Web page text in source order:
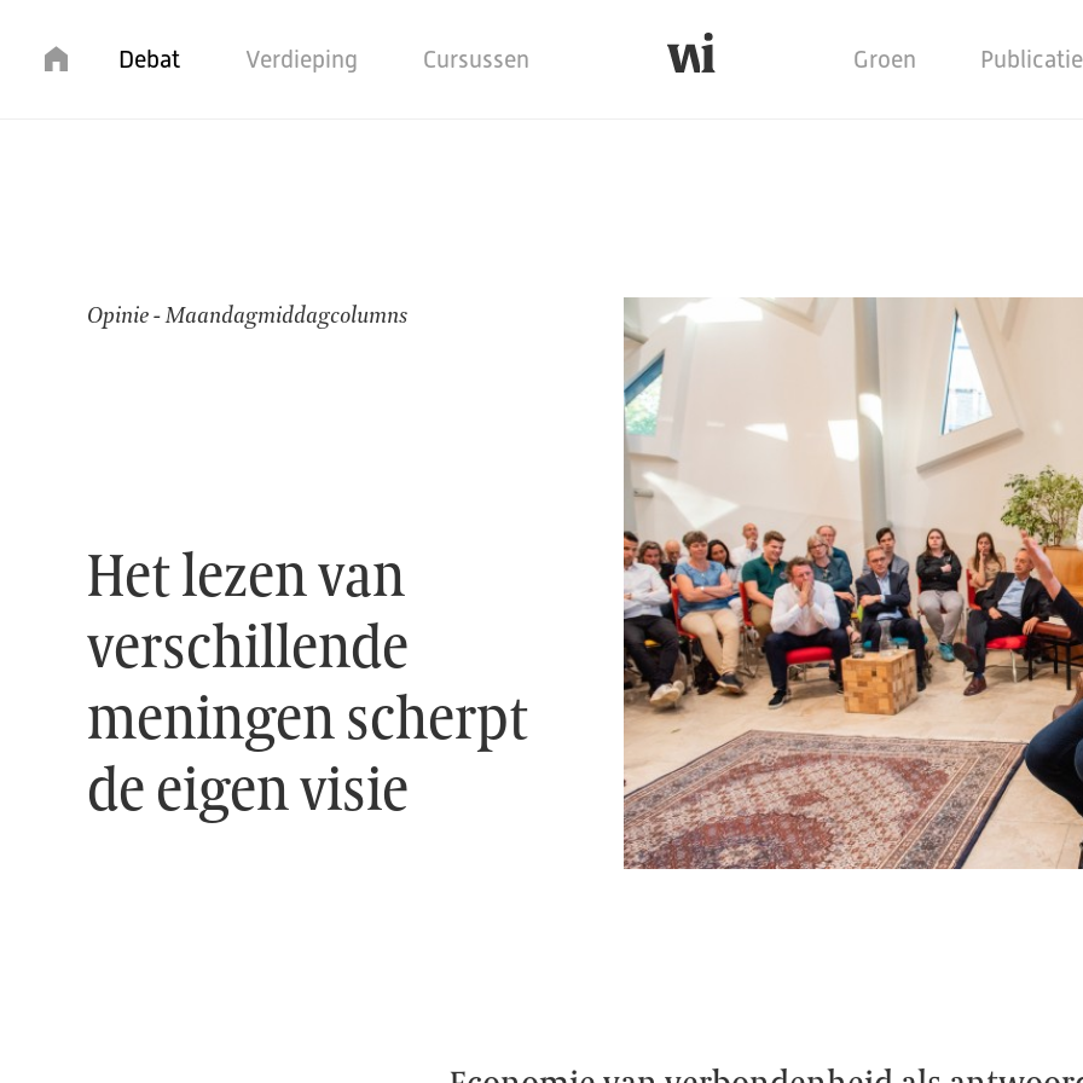
HomeDebat Verdieping Cursussen Groen
Maandagmiddagcolumns
Opinie - Maandagmiddagcolumns
Het lezen van
verschillende
meningen scherpt
de eigen visie